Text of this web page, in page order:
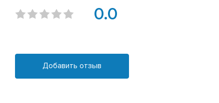
0.0
Добавить отзыв